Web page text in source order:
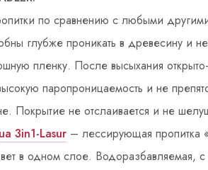
по сравнению с любыми
глубже проникать в древесину и
пленку. После высыхания
паропроницаемость и не
Покрытие не отслаивается и не
3in1-Lasur – лессирующая пропитка
в одном слое. Водоразбавляемая, с